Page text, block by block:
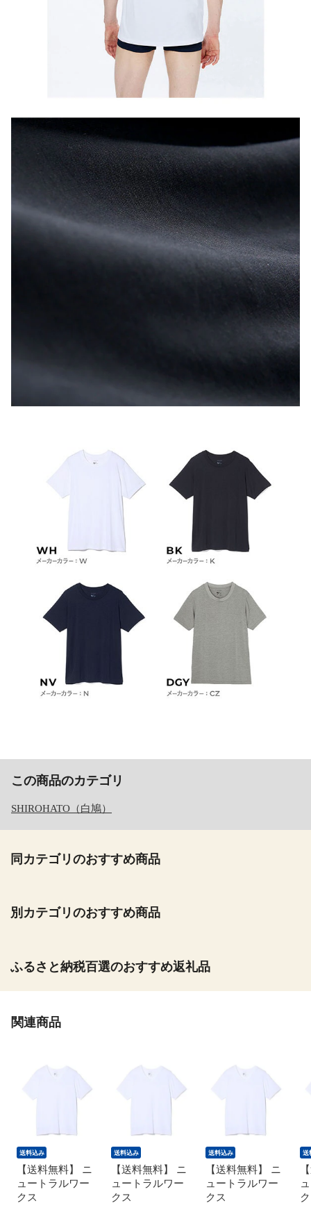
この商品のカテゴリ
SHIROHATO（白鳩）
同カテゴリのおすすめ商品
別カテゴリのおすすめ商品
ふるさと納税百選のおすすめ返礼品
関連商品
送料込み
【送料無料】 ニ
ュートラルワー
クス
送料込み
【送料無料】 ニ
ュートラルワー
クス
送料込み
【送料無料】 ニ
ュートラルワー
クス
送